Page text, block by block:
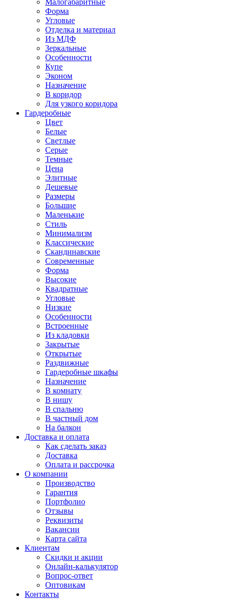
Малогабаритные
Форма
Угловые
Отделка и материал
Из МДФ
Зеркальные
Особенности
Купе
Эконом
Назначение
В коридор
Для узкого коридора
Гардеробные
Цвет
Белые
Светлые
Серые
Темные
Цена
Элитные
Дешевые
Размеры
Большие
Маленькие
Стиль
Минимализм
Классические
Скандинавские
Современные
Форма
Высокие
Квадратные
Угловые
Низкие
Особенности
Встроенные
Из кладовки
Закрытые
Открытые
Раздвижные
Гардеробные шкафы
Назначение
В комнату
В нишу
В спальню
В частный дом
На балкон
Доставка и оплата
Как сделать заказ
Доставка
Оплата и рассрочка
О компании
Производство
Гарантия
Портфолио
Отзывы
Реквизиты
Вакансии
Карта сайта
Клиентам
Скидки и акции
Онлайн-калькулятор
Вопрос-ответ
Оптовикам
Контакты